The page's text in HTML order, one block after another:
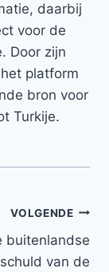
daarbij
voor de
Door zijn
platform
bron voor
Turkije.
VOLGENDE
buitenlandse
schuld van de